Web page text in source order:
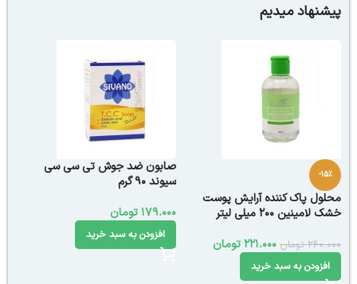
پیشنهاد میدیم
-15%
محلول پاک کننده آرایش پوست
خشک لامینین 200 میلی لیتر
260.000 تومان 221.000تومان
افزودن به سبد خرید
صابون ضد جوش تی سی سی
سیوند 90 گرم
179.000تومان
افزودن به سبد خرید